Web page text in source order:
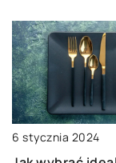
6 stycznia 2024